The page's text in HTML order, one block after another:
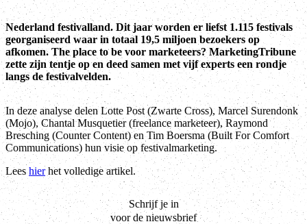
Nederland festivalland. Dit jaar worden er liefst 1.115 festivals
georganiseerd waar in totaal 19,5 miljoen bezoekers op
afkomen. The place to be voor marketeers? MarketingTribune
zette zijn tentje op en deed samen met vijf experts een rondje
langs de festivalvelden.
In deze analyse delen Lotte Post (Zwarte Cross), Marcel Surendonk
(Mojo), Chantal Musquetier (freelance marketeer), Raymond
Bresching (Counter Content) en Tim Boersma (Built For Comfort
Communications) hun visie op festivalmarketing.
Leeshierhet volledige artikel.
Schrijf je in
voor de nieuwsbrief